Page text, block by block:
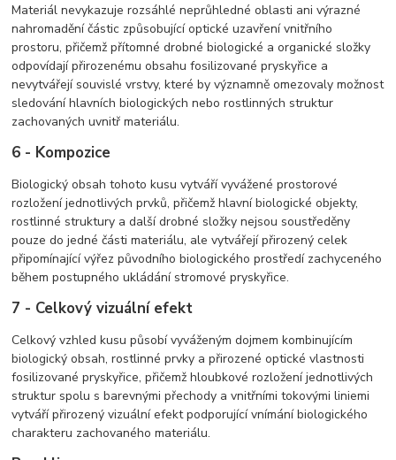
Materiál nevykazuje rozsáhlé neprůhledné oblasti ani výrazné
nahromadění částic způsobující optické uzavření vnitřního
prostoru, přičemž přítomné drobné biologické a organické složky
odpovídají přirozenému obsahu fosilizované pryskyřice a
nevytvářejí souvislé vrstvy, které by významně omezovaly možnost
sledování hlavních biologických nebo rostlinných struktur
zachovaných uvnitř materiálu.
6 - Kompozice
Biologický obsah tohoto kusu vytváří vyvážené prostorové
rozložení jednotlivých prvků, přičemž hlavní biologické objekty,
rostlinné struktury a další drobné složky nejsou soustředěny
pouze do jedné části materiálu, ale vytvářejí přirozený celek
připomínající výřez původního biologického prostředí zachyceného
během postupného ukládání stromové pryskyřice.
7 - Celkový vizuální efekt
Celkový vzhled kusu působí vyváženým dojmem kombinujícím
biologický obsah, rostlinné prvky a přirozené optické vlastnosti
fosilizované pryskyřice, přičemž hloubkové rozložení jednotlivých
struktur spolu s barevnými přechody a vnitřními tokovými liniemi
vytváří přirozený vizuální efekt podporující vnímání biologického
charakteru zachovaného materiálu.